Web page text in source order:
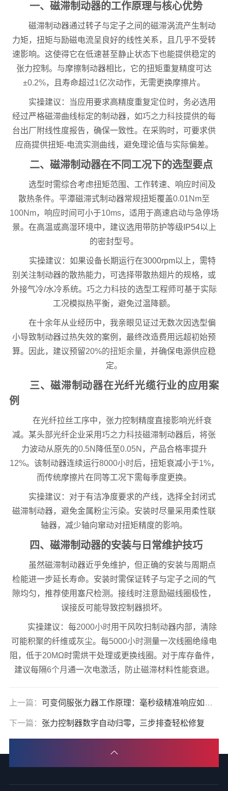
一、磁滞制动器的工作原理与核心优势
磁滞制动器通过转子与定子之间的磁滞涡流产生制动
力矩，扭矩与励磁电流呈良好的线性关系，且几乎不受转
速影响。这使得它在低速甚至静止状态下也能提供稳定的
张力控制。与摩擦制动器相比，它的扭矩重复精度可达
±0.2%，且寿命超过1亿次动作，无需更换摩擦片。
实操建议：当应用要求高精度重复定位时，务必选用
经过严格磁滞曲线标定的制动器，如巧之力科技提供的每
台出厂附线性度报告，确保一致性。在采购时，可要求供
应商提供扭矩-电流实测曲线，避免理论值与实际偏差。
二、磁滞制动器在不同工况下的选型要点
选型时需综合考虑扭矩范围、工作转速、响应时间及
散热条件。平潭磁滞式制动器常规扭矩覆盖0.01Nm至
100Nm，响应时间可小于10ms，适用于高速启动与急停场
景。在高温或高湿环境中，建议选用带防护等级IP54以上
的密封型号。
实操建议：如果设备长期运行在3000rpm以上，需特
别关注制动器的散热能力，可选择带散热翅片的规格，或
外接气冷/水冷系统。 巧之力科技的选型工程师可基于实际
工况模拟热平衡，避免过温降额。
在十余年从业经历中，我亲眼见证过无数次因选型偏
小导致制动器过热失效的案例，最终改造费用远超初始预
算。因此，建议预留20%的扭矩余量 ，并确保电源供应稳
定。
三、磁滞制动器在光纤光缆行业的应用案
例
在光纤拉丝工序中，张力控制精度直接影响光纤衰
减。某头部光纤企业采用巧之力科技磁滞制动器后，将张
力波动从原先的0.5N 降低至0.05N ，产品合格率提升
12%。该制动器连续运行8000小时后，扭矩衰减小于1%，
而传统摩擦片在同等工况下需每季度更换。
实操建议：对于有洁净度要求的产线，选择全封闭式
磁滞制动器，避免金属粉尘污染。安装时尽量采用柔性联
轴器，减少轴向窜动对扭矩精度的影响。
四、磁滞制动器的安装与日常维护技巧
虽然磁滞制动器近乎免维护，但正确的安装与周期点
检能进一步延长寿命。安装时需保证转子与定子之间的气
隙均匀，推荐使用塞尺检测。接线时注意励磁线圈极性，
误接反可能导致控制器损坏。
实操建议：每2000小时用干风吹扫制动器内部，清除
可能积聚的纤维或灰尘。每5000小时测量一次线圈绝缘电
阻，低于20MΩ时需烘干处理或更换线圈。对于库存备件，
建议每隔6个月 通一次电激活，防止磁滞材料性能衰退。
上一篇： 可变伺服张力器工作原理：毫秒级精准响应如何实现
下一篇： 张力控制器数字自动归零，三步排查轻松修复